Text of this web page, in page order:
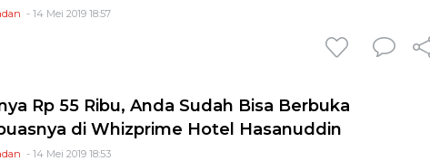
- 14 Mei 2019 18:57
Rp 55 Ribu, Anda Sudah Bisa Berbuka
di Whizprime Hotel Hasanuddin
- 14 Mei 2019 18:53